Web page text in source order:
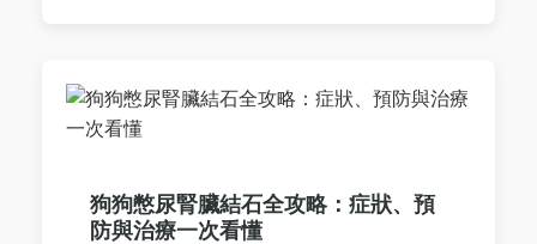
狗狗憋尿腎臟結石全攻略：症狀、預
防與治療一次看懂